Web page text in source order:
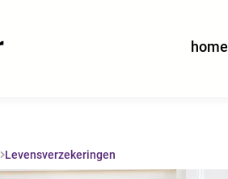
home
Levensverzekeringen